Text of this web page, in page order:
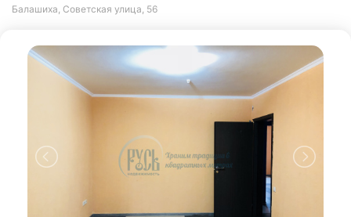
Балашиха, Советская улица, 56